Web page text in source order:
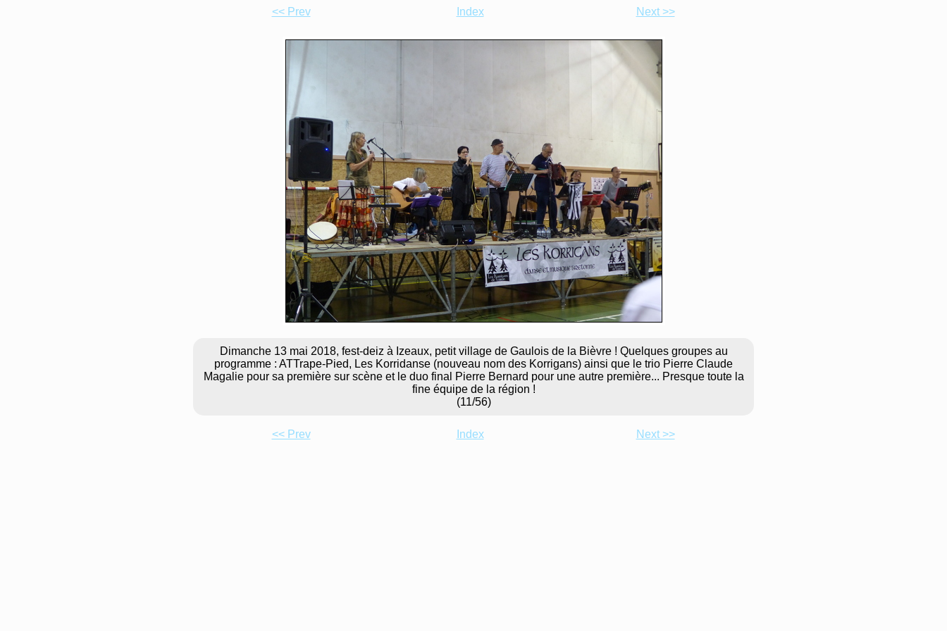
<< Prev Index Next >>
Dimanche 13 mai 2018, fest-deiz à Izeaux, petit village de Gaulois de la Bièvre ! Quelques groupes au
programme : ATTrape-Pied, Les Korridanse (nouveau nom des Korrigans) ainsi que le trio Pierre Claude
Magalie pour sa première sur scène et le duo final Pierre Bernard pour une autre première... Presque toute la
fine équipe de la région !
(11/56)
<< Prev Index Next >>